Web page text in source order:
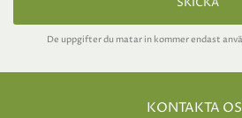
De uppgifter du matar in kommer endast
KONTAKTA